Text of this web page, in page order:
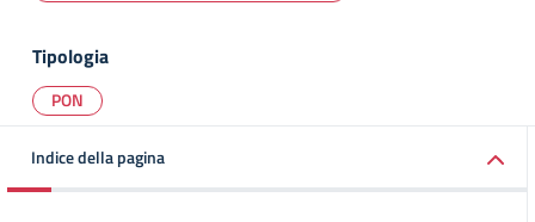
Tipologia
PON
Indice della pagina